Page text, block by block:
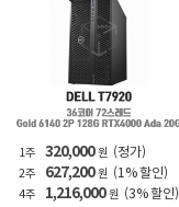
1주 320,000 원 (정가)
2주 627,200 원 (1% 할인)
4주 1,216,000 원 (3% 할인)